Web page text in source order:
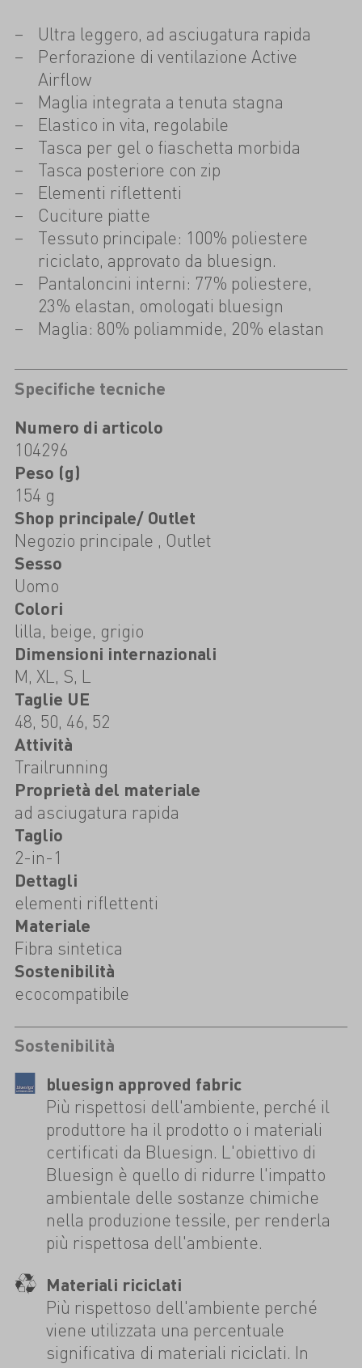
Ultra leggero, ad asciugatura rapida
Perforazione di ventilazione Active
Airflow
Maglia integrata a tenuta stagna
Elastico in vita, regolabile
Tasca per gel o fiaschetta morbida
Tasca posteriore con zip
Elementi riflettenti
Cuciture piatte
Tessuto principale: 100% poliestere
riciclato, approvato da bluesign.
Pantaloncini interni: 77% poliestere,
23% elastan, omologati bluesign
Maglia: 80% poliammide, 20% elastan
Specifiche tecniche
Numero di articolo
104296
Peso (g)
154 g
Shop principale/ Outlet
Negozio principale , Outlet
Sesso
Uomo
Colori
lilla, beige, grigio
Dimensioni internazionali
M, XL, S, L
Taglie UE
48, 50, 46, 52
Attività
Trailrunning
Proprietà del materiale
ad asciugatura rapida
Taglio
2-in-1
Dettagli
elementi riflettenti
Materiale
Fibra sintetica
Sostenibilità
ecocompatibile
Sostenibilità
bluesign approved fabric
Più rispettosi dell'ambiente, perché il
produttore ha il prodotto o i materiali
certificati da Bluesign. L'obiettivo di
Bluesign è quello di ridurre l'impatto
ambientale delle sostanze chimiche
nella produzione tessile, per renderla
più rispettosa dell'ambiente.
Materiali riciclati
Più rispettoso dell'ambiente perché
viene utilizzata una percentuale
significativa di materiali riciclati. In